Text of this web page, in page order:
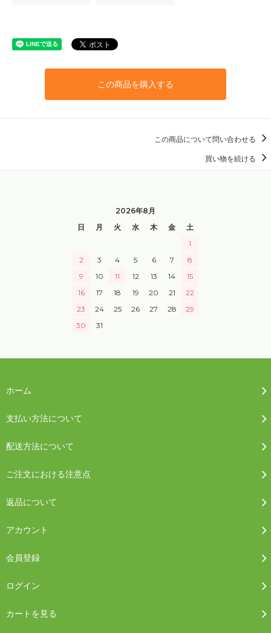
この商品を購入する
この商品について問い合わせる
買い物を続ける
2026年8月
日
月 火 水 木 金
土
1
2
3 4 5 6 7
8
9
10 11 12 13 14
15
16
17 18 19 20 21
22
23
24 25 26 27 28
29
30
31
ホーム
支払い方法について
配送方法について
ご注文における注意点
返品について
アカウント
会員登録
ログイン
カートを見る